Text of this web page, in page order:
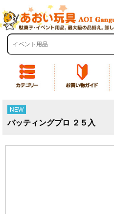
NEW
バッティングプロ ２５入